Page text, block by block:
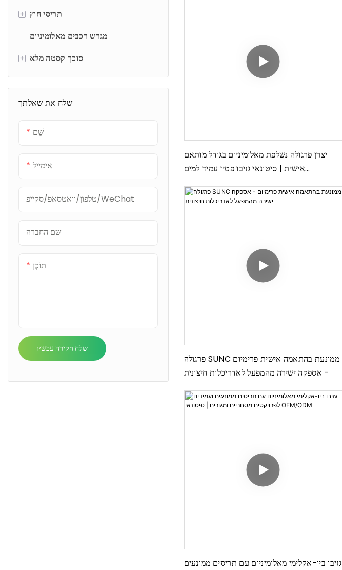
וילונות גלילה ידניים
וילונות גלילה ממונעים
+ תריסי חוץ
להבים חיצוניים
וילונות גלילה חיצוניים
מגרש רכבים מאלומיניום
+ סוכך קסטה מלא
סוככי זרוע מתקפלים
שלח את שאלתך
שֵׁם
אימייל
טלפון/וואטסאפ/סקייפ/WeChat
שם החברה
תוֹכֶן
שלח חקירה עכשיו
יצרן פרגולה נשלפת מאלומיניום בגודל מותאם
אישית | סיטונאי גזיבו פטיו עמיד למים
פרגולה SUNC ממונעת בהתאמה אישית פרימיום
- אספקה ​​ישירה מהמפעל לאדריכלות חיצונית
גזיבו ביו-אקלימי מאלומיניום עם תריסים ממונעים